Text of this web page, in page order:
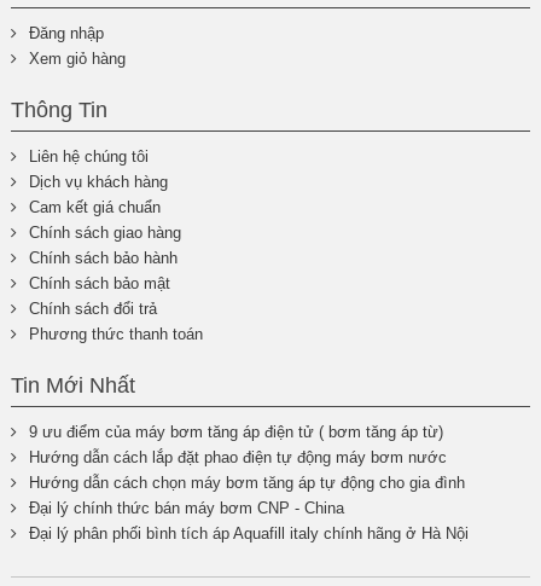
Đăng nhập
Xem giỏ hàng
Thông Tin
Liên hệ chúng tôi
Dịch vụ khách hàng
Cam kết giá chuẩn
Chính sách giao hàng
Chính sách bảo hành
Chính sách bảo mật
Chính sách đổi trả
Phương thức thanh toán
Tin Mới Nhất
9 ưu điểm của máy bơm tăng áp điện tử ( bơm tăng áp từ)
Hướng dẫn cách lắp đặt phao điện tự động máy bơm nước
Hướng dẫn cách chọn máy bơm tăng áp tự động cho gia đình
Đại lý chính thức bán máy bơm CNP - China
Đại lý phân phối bình tích áp Aquafill italy chính hãng ở Hà Nội